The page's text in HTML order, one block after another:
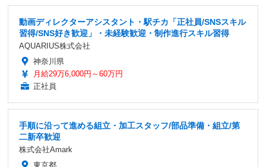
動画ディレクターアシスタント・駅チカ「正社員/SNSスキル
習得/SNS好き歓迎」・未経験歓迎・制作進行スキル習得
AQUARIUS株式会社
神奈川県
月給29万6,000円～60万円
正社員
手順に沿って進める組立・加工スタッフ/部品準備・組立/第
二新卒歓迎
株式会社Amark
東京都